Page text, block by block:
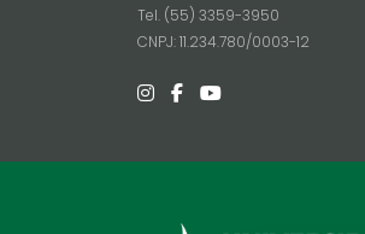
Tel. (55) 3359-3950
CNPJ: 11.234.780/0003-12